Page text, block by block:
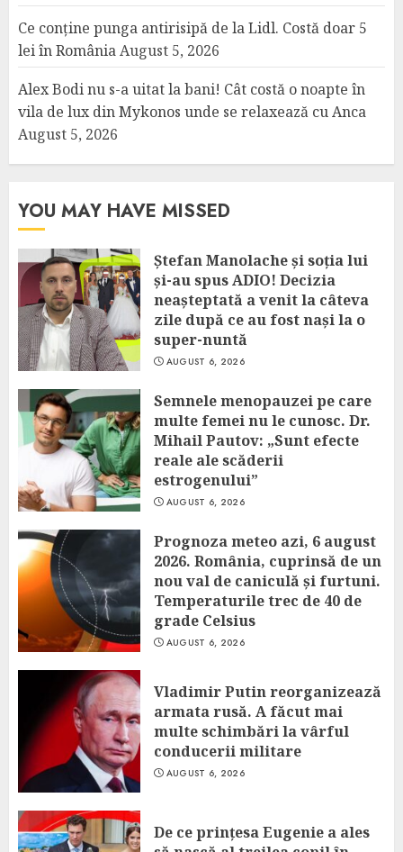
Ce conține punga antirisipă de la Lidl. Costă doar 5
lei în RomâniaAugust 5, 2026
Alex Bodi nu s-a uitat la bani! Cât costă o noapte în
vila de lux din Mykonos unde se relaxează cu Anca
August 5, 2026
YOU MAY HAVE MISSED
Ștefan Manolache și soția lui
și-au spus ADIO! Decizia
neașteptată a venit la câteva
zile după ce au fost nași la o
super-nuntă
AUGUST 6, 2026
Semnele menopauzei pe care
multe femei nu le cunosc. Dr.
Mihail Pautov: „Sunt efecte
reale ale scăderii
estrogenului”
AUGUST 6, 2026
Prognoza meteo azi, 6 august
2026. România, cuprinsă de un
nou val de caniculă și furtuni.
Temperaturile trec de 40 de
grade Celsius
AUGUST 6, 2026
Vladimir Putin reorganizează
armata rusă. A făcut mai
multe schimbări la vârful
conducerii militare
AUGUST 6, 2026
De ce prințesa Eugenie a ales